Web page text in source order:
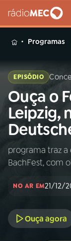
MENU
Buscar
na
Rádio
MEC
Início
INÍCIO
A RÁDIO
Programas
EPISÓDIO
Ouça o
Leipzig,
programa traz
BachFest, com
NO AR EM21/12/
Ouça agora